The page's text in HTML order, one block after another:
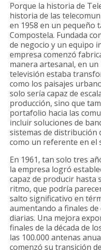
Porque la historia de
historia de las
en 1958 en un pequeño
Compostela. Fundada
de negocio y un equipo
empresa comenzó
manera artesanal, en
televisión estaba
como los paisajes
solo sería capaz de
producción, sino que
portafolio hacia las
incluir soluciones de
sistemas de distribución
como un referente en el
En 1961, tan solo tres
la empresa logró
capaz de producir hasta
ritmo, que podría
salto significativo en
aumentando a finales
diarias. Una mejora
finales de la década de
las 100.000 antenas
comenzó su transición